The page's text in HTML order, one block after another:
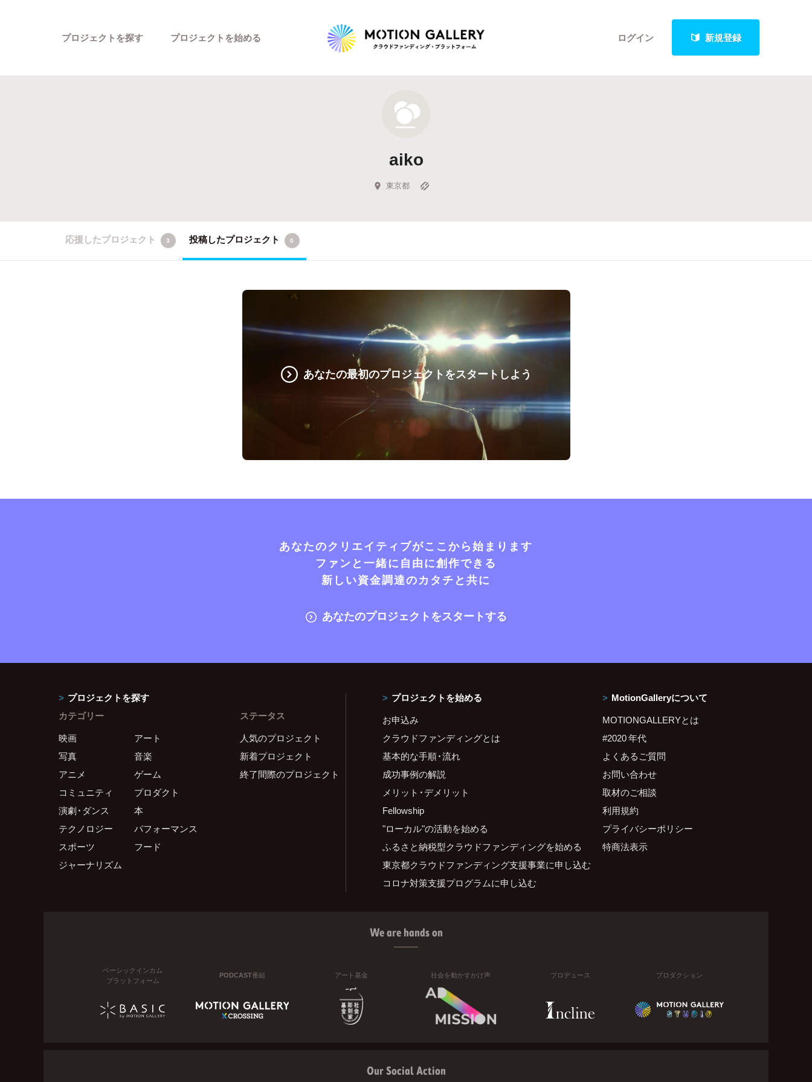
ログイン 新規登録
プロジェクトを探す
新着プロジェクト
Feature
キュレーターから探す
プロジェクトを始める
aiko
東京都
応援したプロジェクト 3 投稿したプロジェクト 0
あなたの最初のプロジェクトをスタートしよう
あなたのクリエイティブがここから始まります
ファンと一緒に自由に創作できる
新しい資金調達のカタチと共に
あなたのプロジェクトをスタートする
プロジェクトを探す
カテゴリー
映画
アート
写真
音楽
アニメ
ゲーム
コミュニティ
プロダクト
演劇・ダンス
本
テクノロジー
パフォーマンス
スポーツ
フード
ジャーナリズム
ステータス
人気のプロジェクト
新着プロジェクト
終了間際のプロジェクト
プロジェクトを始める
お申込み
クラウドファンディングとは
基本的な手順・流れ
成功事例の解説
メリット・デメリット
Fellowship
"ローカル"の活動を始める
ふるさと納税型クラウドファンディングを始める
東京都クラウドファンディング支援事業に申し込む
コロナ対策支援プログラムに申し込む
MotionGalleryについて
MOTIONGALLERYとは
#2020 年代
よくあるご質問
お問い合わせ
取材のご相談
利用規約
プライバシーポリシー
特商法表示
We are hands on
ベーシックインカム
プラットフォーム
PODCAST番組 アート基金 社会を動かすかけ声 プロデュース プロダクション
Our Social Action